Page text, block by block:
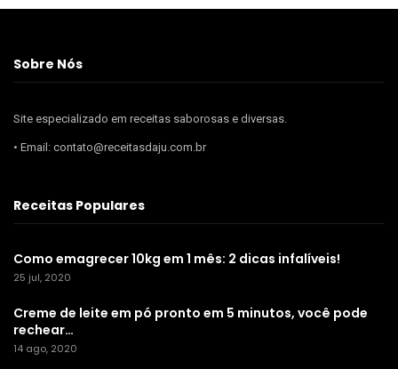
Sobre Nós
Site especializado em receitas saborosas e diversas.
• Email: contato@receitasdaju.com.br
Receitas Populares
Como emagrecer 10kg em 1 mês: 2 dicas infalíveis!
25 jul, 2020
Creme de leite em pó pronto em 5 minutos, você pode
rechear…
14 ago, 2020